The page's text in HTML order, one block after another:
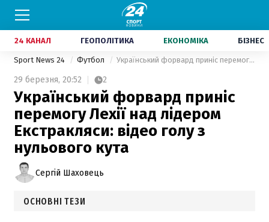
24 КАНАЛ ГЕОПОЛІТИКА ЕКОНОМІКА БІЗНЕС
Sport News 24 Футбол Український форвард приніс перемогу Лехії над лідером Екстракляси: відео голу з нульового кута
29 березня, 20:52 2
Український форвард приніс
перемогу Лехії над лідером
Екстракляси: відео голу з
нульового кута
Сергій Шаховець
ОСНОВНІ ТЕЗИ